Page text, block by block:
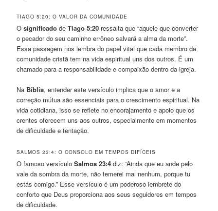
TIAGO 5:20: O VALOR DA COMUNIDADE
Osignificado deTiago 5:20 ressalta que “aquele que converter
o pecador do seu caminho errôneo salvará a alma da morte”.
Essa passagem nos lembra do papel vital que cada membro da
comunidade cristã tem na vida espiritual uns dos outros. É um
chamado para a responsabilidade e compaixão dentro da igreja.
Na Bíblia, entender este versículo implica que o amor e a
correção mútua são essenciais para o crescimento espiritual. Na
vida cotidiana, isso se reflete no encorajamento e apoio que os
crentes oferecem uns aos outros, especialmente em momentos
de dificuldade e tentação.
SALMOS 23:4: O CONSOLO EM TEMPOS DIFÍCEIS
O famoso versículoSalmos 23:4 diz: “Ainda que eu ande pelo
vale da sombra da morte, não temerei mal nenhum, porque tu
estás comigo.” Esse versículo é um poderoso lembrete do
conforto que Deus proporciona aos seus seguidores em tempos
de dificuldade.